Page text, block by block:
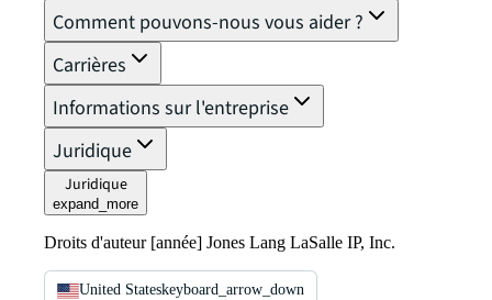
Comment pouvons-nous vous aider ?
Carrières
Informations sur l'entreprise
Juridique
Juridique
expand_more
Droits d'auteur [année] Jones Lang LaSalle IP, Inc.
United Stateskeyboard_arrow_down